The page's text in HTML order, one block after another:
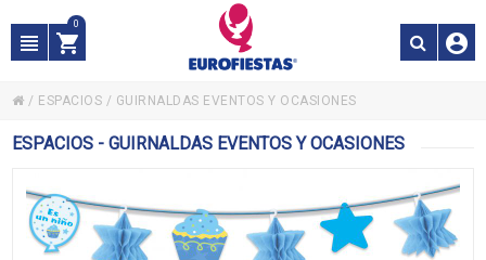
0
/ ESPACIOS / GUIRNALDAS EVENTOS Y OCASIONES
ESPACIOS - GUIRNALDAS EVENTOS Y OCASIONES